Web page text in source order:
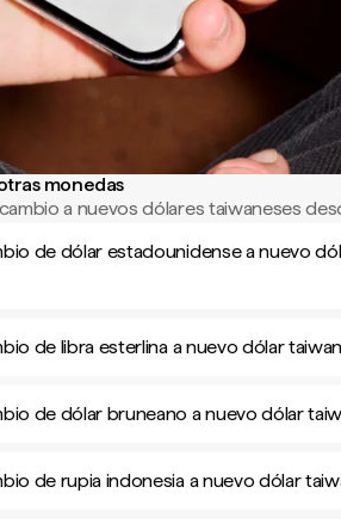
monedas
a nuevos dólares taiwaneses
de dólar estadounidense a nuevo
de libra esterlina a nuevo dólar
de dólar bruneano a nuevo dólar
de rupia indonesia a nuevo dólar